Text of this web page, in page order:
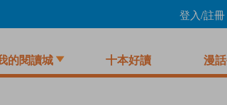
登入/註冊
的閱讀城 十本好讀 漫